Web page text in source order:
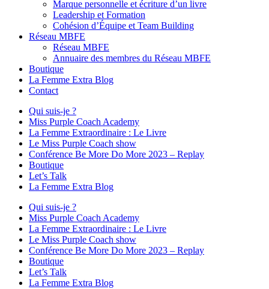
Marque personnelle et écriture d’un livre
Leadership et Formation
Cohésion d’Équipe et Team Building
Réseau MBFE
Réseau MBFE
Annuaire des membres du Réseau MBFE
Boutique
La Femme Extra Blog
Contact
Qui suis-je ?
Miss Purple Coach Academy
La Femme Extraordinaire : Le Livre
Le Miss Purple Coach show
Conférence Be More Do More 2023 – Replay
Boutique
Let’s Talk
La Femme Extra Blog
Qui suis-je ?
Miss Purple Coach Academy
La Femme Extraordinaire : Le Livre
Le Miss Purple Coach show
Conférence Be More Do More 2023 – Replay
Boutique
Let’s Talk
La Femme Extra Blog